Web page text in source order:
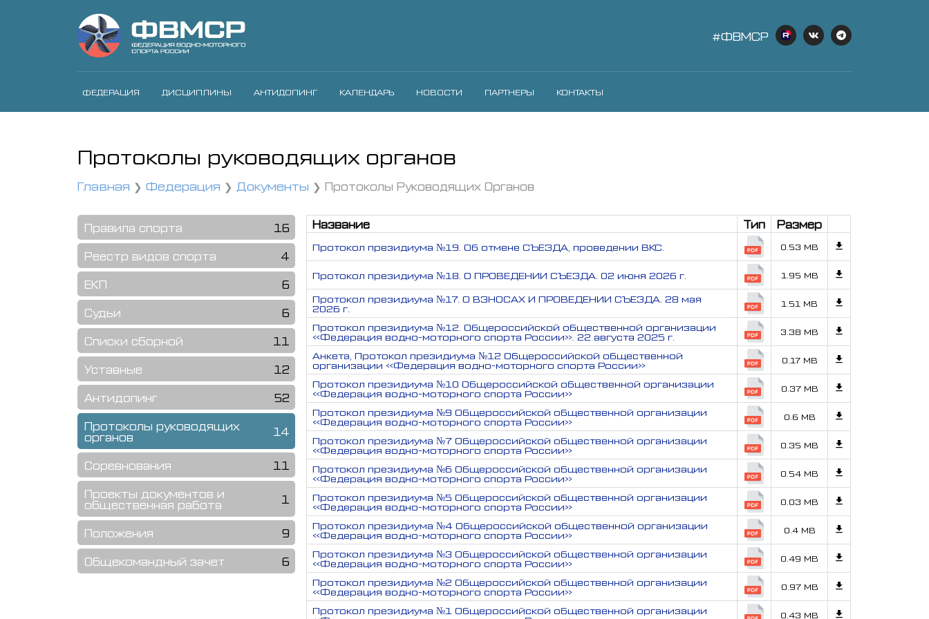
#ФВМСР
ФЕДЕРАЦИЯ ДИСЦИПЛИНЫ АНТИДОПИНГ КАЛЕНДАРЬ НОВОСТИ ПАРТНЕРЫ КОНТАКТЫ
Протоколы руководящих органов
Главная Федерация Документы Протоколы Руководящих Органов
Правила спорта 16
Реестр видов спорта 4
ЕКП 6
Судьи 6
Списки сборной 11
Уставные 12
Антидопинг 52
Протоколы руководящих
органов
14
Соревнования 11
Проекты документов и
общественная работа
1
Положения 9
Общекомандный зачет 6
Название Тип Размер
Протокол президиума №19. Об отмене СЪЕЗДА, проведении ВКС. 0.53 MB
Протокол президиума №18. О ПРОВЕДЕНИИ СЪЕЗДА. 02 июня 2026 г. 1.95 MB
Протокол президиума №17. О ВЗНОСАХ И ПРОВЕДЕНИИ СЪЕЗДА. 28 мая
2026 г.
1.51 MB
Протокол президиума №12. Общероссийской общественной организации
«Федерация водно-моторного спорта России». 22 августа 2025 г.
3.38 MB
Анкета, Протокол президиума №12 Общероссийской общественной
организации «Федерация водно-моторного спорта России»
0.17 MB
Протокол президиума №10 Общероссийской общественной организации
«Федерация водно-моторного спорта России»
0.37 MB
Протокол президиума №9 Общероссийской общественной организации
«Федерация водно-моторного спорта России»
0.6 MB
Протокол президиума №7 Общероссийской общественной организации
«Федерация водно-моторного спорта России»
0.35 MB
Протокол президиума №6 Общероссийской общественной организации
«Федерация водно-моторного спорта России»
0.54 MB
Протокол президиума №5 Общероссийской общественной организации
«Федерация водно-моторного спорта России»
0.03 MB
Протокол президиума №4 Общероссийской общественной организации
«Федерация водно-моторного спорта России»
0.4 MB
Протокол президиума №3 Общероссийской общественной организации
«Федерация водно-моторного спорта России»
0.49 MB
Протокол президиума №2 Общероссийской общественной организации
«Федерация водно-моторного спорта России»
0.97 MB
Протокол президиума №1 Общероссийской общественной организации
0.43 MB